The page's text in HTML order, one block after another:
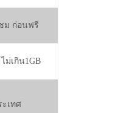
ม ก่อนฟรี
ม่เกิน1GB
เทศ